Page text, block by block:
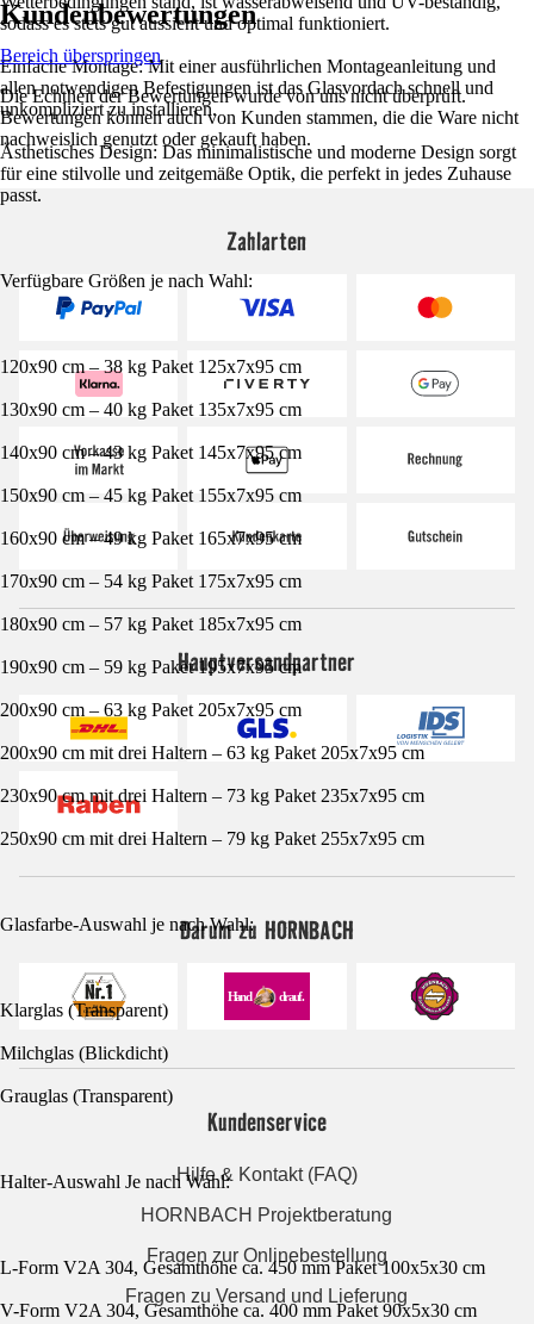
sodass es stets gut aussieht und optimal funktioniert.
Einfache Montage: Mit einer ausführlichen Montageanleitung und
allen notwendigen Befestigungen ist das Glasvordach schnell und
unkompliziert zu installieren.
Ästhetisches Design: Das minimalistische und moderne Design sorgt
für eine stilvolle und zeitgemäße Optik, die perfekt in jedes Zuhause
passt.
Verfügbare Größen je nach Wahl:
120x90 cm – 38 kg Paket 125x7x95 cm
130x90 cm – 40 kg Paket 135x7x95 cm
140x90 cm – 43 kg Paket 145x7x95 cm
150x90 cm – 45 kg Paket 155x7x95 cm
160x90 cm – 49 kg Paket 165x7x95 cm
170x90 cm – 54 kg Paket 175x7x95 cm
180x90 cm – 57 kg Paket 185x7x95 cm
190x90 cm – 59 kg Paket 195x7x95 cm
200x90 cm – 63 kg Paket 205x7x95 cm
200x90 cm mit drei Haltern – 63 kg Paket 205x7x95 cm
230x90 cm mit drei Haltern – 73 kg Paket 235x7x95 cm
250x90 cm mit drei Haltern – 79 kg Paket 255x7x95 cm
Glasfarbe-Auswahl je nach Wahl:
Klarglas (Transparent)
Milchglas (Blickdicht)
Grauglas (Transparent)
Halter-Auswahl Je nach Wahl:
L-Form V2A 304, Gesamthöhe ca. 450 mm Paket 100x5x30 cm
V-Form V2A 304, Gesamthöhe ca. 400 mm Paket 90x5x30 cm
Kundenbewertungen
Bereich überspringen
Die Echtheit der Bewertungen wurde von uns nicht überprüft.
Bewertungen können auch von Kunden stammen, die die Ware nicht
nachweislich genutzt oder gekauft haben.
Zahlarten
Hauptversandpartner
Darum zu HORNBACH
Kundenservice
Hilfe & Kontakt (FAQ)
HORNBACH Projektberatung
Fragen zur Onlinebestellung
Fragen zu Versand und Lieferung